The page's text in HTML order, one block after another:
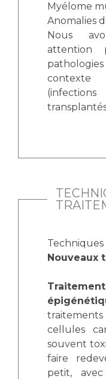
Myélome
Anomalies
Nous
attention
contexte
Nouveaux
traitements
cellules
souvent
faire
petit,